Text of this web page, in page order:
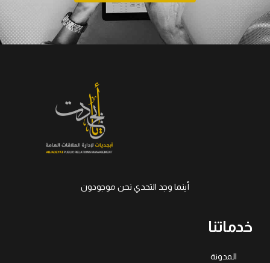
أينما وجد التحدي نحن موجودون
خدماتنا
المدونة